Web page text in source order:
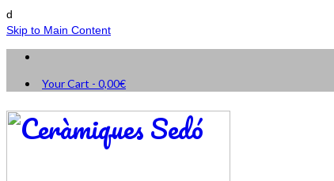
d
Skip to Main Content
Your Cart - 0,00€